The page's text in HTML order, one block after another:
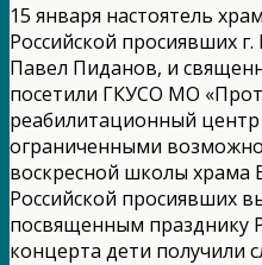
15 января настоятель
Российской просиявших
Павел Пиданов, и
посетили ГКУСО МО
реабилитационный
ограниченными
воскресной школы храма
Российской просиявших
посвященным празднику
концерта дети получили